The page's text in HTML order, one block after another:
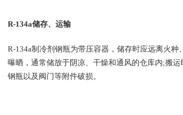
R-134a储存、运输
R-134a制冷剂钢瓶为带压容器，储存时应远离火种
曝晒，通常储放于阴凉、干燥和通风的仓库内;搬
钢瓶以及阀门等附件破损。